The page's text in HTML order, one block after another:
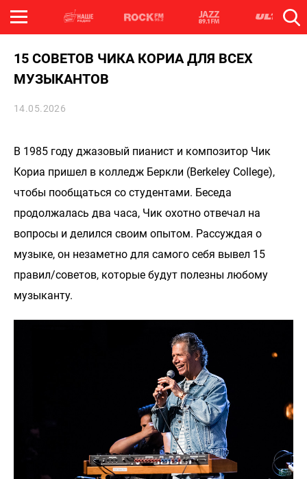
15 СОВЕТОВ ЧИКА КОРИА ДЛЯ ВСЕХ
МУЗЫКАНТОВ
14.05.2026
В 1985 году джазовый пианист и композитор Чик
Кориа пришел в колледж Беркли (Berkeley College),
чтобы пообщаться со студентами. Беседа
продолжалась два часа, Чик охотно отвечал на
вопросы и делился своим опытом. Рассуждая о
музыке, он незаметно для самого себя вывел 15
правил/советов, которые будут полезны любому
музыканту.